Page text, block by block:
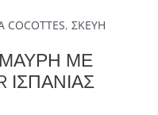
COCOTTES,ΣΚΕΥΗ
ΜΕ
ΙΣΠΑΝΊΑΣ